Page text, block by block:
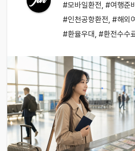
#모바일환전, #여행준비
#인천공항환전, #해외
#환율우대 , #환전수수